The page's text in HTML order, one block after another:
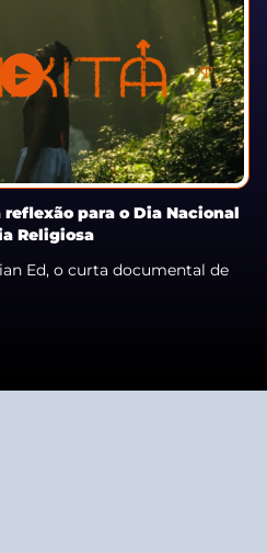
para o Dia Nacional
Religiosa
Ed, o curta documental de